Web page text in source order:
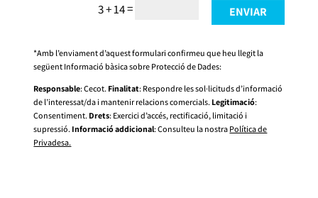
3 + 14= ENVIAR
*Amb l’enviament d’aquest formulari confirmeu que heu llegit la
següent Informació bàsica sobre Protecció de Dades:
Responsable: Cecot. Finalitat: Respondre les sol·licituds d’informació
de l’interessat/da i mantenir relacions comercials. Legitimació:
Consentiment. Drets: Exercici d’accés, rectificació, limitació i
supressió. Informació addicional: Consulteu la nostra Política de
Privadesa.